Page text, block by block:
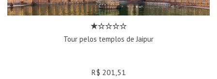
Tour pelos templos de Jaipur
R$ 201,51